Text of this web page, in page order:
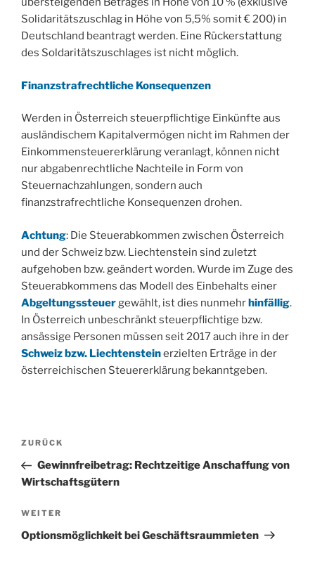
Solidaritätszuschlag in Höhe von 5,5% somit € 200) in
Deutschland beantragt werden. Eine Rückerstattung
des Soldaritätszuschlages ist nicht möglich.
Finanzstrafrechtliche Konsequenzen
Werden in Österreich steuerpflichtige Einkünfte aus
ausländischem Kapitalvermögen nicht im Rahmen der
Einkommensteuererklärung veranlagt, können nicht
nur abgabenrechtliche Nachteile in Form von
Steuernachzahlungen, sondern auch
finanzstrafrechtliche Konsequenzen drohen.
Achtung: Die Steuerabkommen zwischen Österreich
und der Schweiz bzw. Liechtenstein sind zuletzt
aufgehoben bzw. geändert worden. Wurde im Zuge des
Steuerabkommens das Modell des Einbehalts einer
Abgeltungssteuergewählt, ist dies nunmehrhinfällig.
In Österreich unbeschränkt steuerpflichtige bzw.
ansässige Personen müssen seit 2017 auch ihre in der
Schweiz bzw. Liechtensteinerzielten Erträge in der
österreichischen Steuererklärung bekanntgeben.
Beitragsnavigation
Vorheriger
Beitrag
ZURÜCK
Gewinnfreibetrag: Rechtzeitige Anschaffung von
Wirtschaftsgütern
Nächster
Beitrag
WEITER
Optionsmöglichkeit bei Geschäftsraummieten